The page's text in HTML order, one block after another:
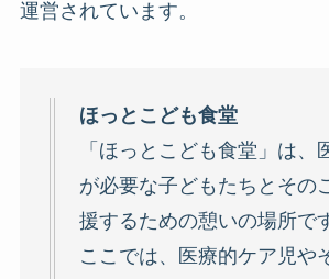
運営されています。
ほっとこども食堂
「ほっとこども食堂」は、
が必要な子どもたちとその
援するための憩いの場所で
ここでは、医療的ケア児や